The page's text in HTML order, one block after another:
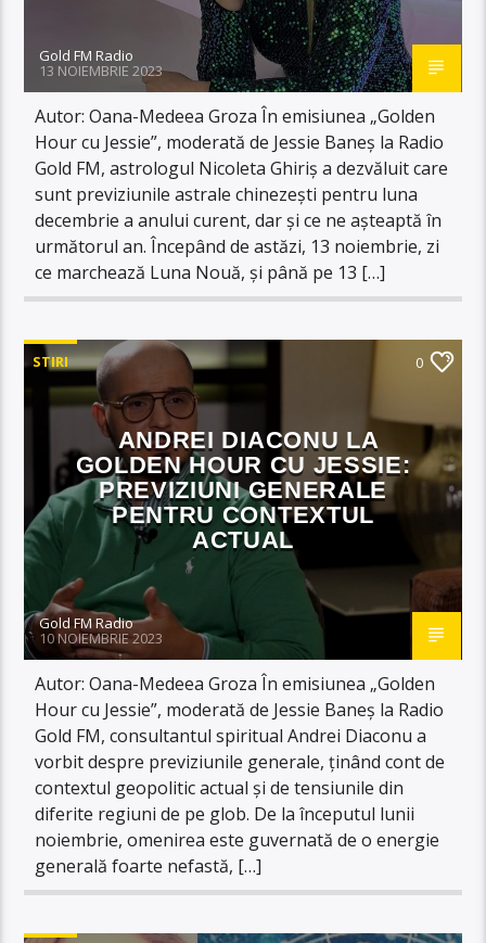
Gold FM Radio
13 NOIEMBRIE 2023
Autor: Oana-Medeea Groza În emisiunea „Golden
Hour cu Jessie”, moderată de Jessie Baneș la Radio
Gold FM, astrologul Nicoleta Ghiriș a dezvăluit care
sunt previziunile astrale chinezești pentru luna
decembrie a anului curent, dar și ce ne așteaptă în
următorul an. Începând de astăzi, 13 noiembrie, zi
ce marchează Luna Nouă, și până pe 13 […]
STIRI 0
ANDREI DIACONU LA
GOLDEN HOUR CU JESSIE:
PREVIZIUNI GENERALE
PENTRU CONTEXTUL
ACTUAL
Gold FM Radio
10 NOIEMBRIE 2023
Autor: Oana-Medeea Groza În emisiunea „Golden
Hour cu Jessie”, moderată de Jessie Baneș la Radio
Gold FM, consultantul spiritual Andrei Diaconu a
vorbit despre previziunile generale, ținând cont de
contextul geopolitic actual și de tensiunile din
diferite regiuni de pe glob. De la începutul lunii
noiembrie, omenirea este guvernată de o energie
generală foarte nefastă, […]